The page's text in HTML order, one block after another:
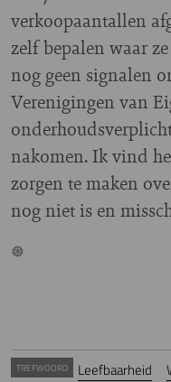
verkoopaantallen
zelf bepalen waar
nog geen signalen
Verenigingen van
nakomen. Ik vind
zorgen te maken
nog niet is en
TREFWOORD Leefbaarheid